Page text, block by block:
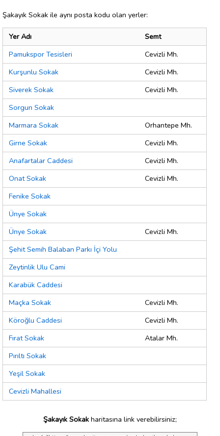
Şakayık Sokak ile aynı posta kodu olan yerler:
Yer Adı
Semt
Pamukspor Tesisleri
Cevizli Mh.
Kurşunlu Sokak
Cevizli Mh.
Siverek Sokak
Cevizli Mh.
Sorgun Sokak
Marmara Sokak
Orhantepe Mh.
Girne Sokak
Cevizli Mh.
Anafartalar Caddesi
Cevizli Mh.
Onat Sokak
Cevizli Mh.
Fenike Sokak
Ünye Sokak
Ünye Sokak
Cevizli Mh.
Şehit Semih Balaban Parkı İçi Yolu
Zeytinlik Ulu Cami
Karabük Caddesi
Maçka Sokak
Cevizli Mh.
Köroğlu Caddesi
Cevizli Mh.
Fırat Sokak
Atalar Mh.
Pırıltı Sokak
Yeşil Sokak
Cevizli Mahallesi
Şakayık Sokak haritasına link verebilirsiniz;